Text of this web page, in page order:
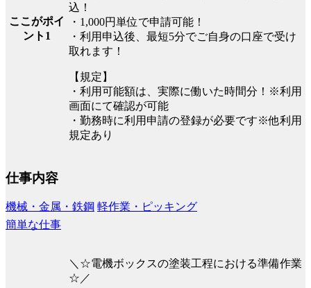
ここがポイ
ント1
込！
・1,000円単位で申請可能！
・利用申込後、最短5分でご自身の口座で受け
取れます！
【規定】
・利用可能額は、実際に働いた時間分！※利用
画面にて確認が可能
・勤務時に利用申請の登録が必要です※他利用
規定あり
仕事内容
機械・金属・鉄鋼 軽作業・ピッキング
簡単な仕事
＼☆電機ボックスの塗装工程における準備作業
☆／